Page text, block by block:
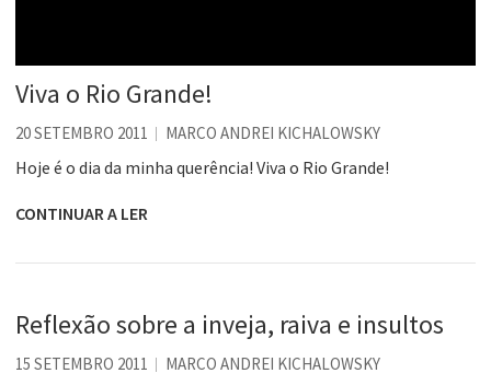
Viva o Rio Grande!
20 SETEMBRO 2011 MARCO ANDREI KICHALOWSKY
Hoje é o dia da minha querência! Viva o Rio Grande!
CONTINUAR A LER
Reflexão sobre a inveja, raiva e insultos
15 SETEMBRO 2011 MARCO ANDREI KICHALOWSKY